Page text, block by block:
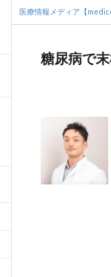
医療情報メディア【
糖尿病で